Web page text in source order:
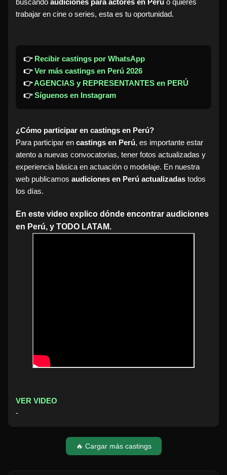
trabajar en cine o series, esta es tu oportunidad.
👉 Recibir castings por WhatsApp
👉Ver más castings en Perú 2026
👉AGENCIAS y REPRESENTANTES en PERÚ
👉Síguenos en Instagram
¿Cómo participar en castings en Perú?
Para participar en castings en Perú, es importante estar
atento a nuevas convocatorias, tener fotos actualizadas y
experiencia básica en actuación o modelaje. En nuestra
web publicamos audiciones en Perú actualizadas todos
los días.
En este video explico dónde encontrar audiciones
en Perú, y TODO LATAM.
VER VIDEO
-
🔥 Cargar más castings